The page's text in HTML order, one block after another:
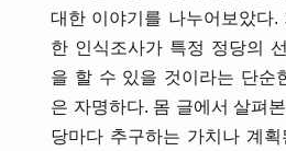
대한 이야기를 나누어보았다.
한 인식조사가 특정 정당의
을 할 수 있을 것이라는 단순
은 자명하다. 몸 글에서 살펴
당마다 추구하는 가치나 계